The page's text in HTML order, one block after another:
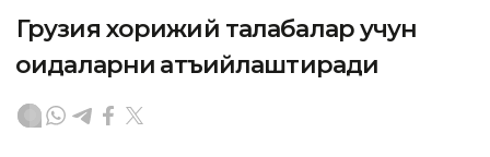
Грузия хорижий талабалар учун
қоидаларни қатъийлаштиради